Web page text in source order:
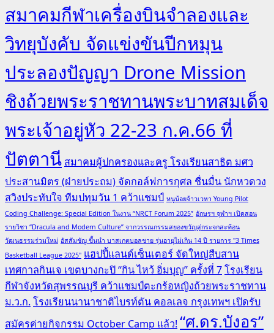
สมาคมกีฬาเครื่องบินจำลองและ
วิทยุบังคับ จัดแข่งขันปีกหมุน
ประลองปัญญา Drone Mission
ชิงถ้วยพระราชทานพระบาทสมเด็จ
พระเจ้าอยู่หัว 22-23 ก.ค.66 ที่
ปัตตานี สมาคมผู้ปกครองและครู โรงเรียนสาธิต มศว
ประสานมิตร (ฝ่ายประถม) จัดกอล์ฟการกุศล ชื่นมื่น นักหวดวง
สวิงประทับใจ ทีมปทุมวัน 1 คว้าแชมป์ หนูน้อยจ้าวเวหา Young Pilot
Coding Challenge: Special Edition ในงาน “NRCT Forum 2025” อักษรฯ จุฬาฯ เปิดสอน
รายวิชา “Dracula and Modern Culture” จากวรรณกรรมสยองขวัญสู่กระจกสะท้อน
วัฒนธรรมร่วมใหม่ อัสสัมชัญ ขึ้นนำ บาสเกตบอลชาย รุ่นอายุไม่เกิน 14 ปี รายการ "3 Times
Basketball League 2025" แฮปปี้แลนด์เซ็นเตอร์ จัดใหญ่สืบสาน
เทศกาลกินเจ เขตบางกะปิ “กิน ไหว้ อิ่มบุญ” ครั้งที่ 7โรงเรียน
กีฬาจังหวัดสุพรรณบุรี คว้าแชมป์ตะกร้อหญิงถ้วยพระราชทาน
ม.ว.ก.โรงเรียนนานาชาติไบรท์ตัน คอลเลจ กรุงเทพฯ เปิดรับ
สมัครค่ายกิจกรรม October Camp แล้ว!“ศ.ดร.บังอร”